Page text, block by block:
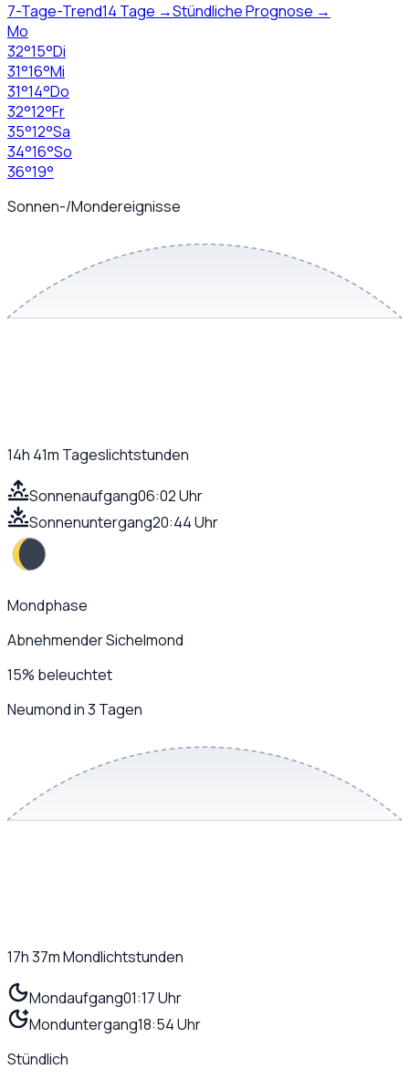
7-Tage-Trend14 Tage →Stündliche Prognose →
Mo
32°15°Di
31°16°Mi
31°14°Do
32°12°Fr
35°12°Sa
34°16°So
36°19°
Sonnen-/Mondereignisse
14h 41m Tageslichtstunden
Sonnenaufgang06:02 Uhr
Sonnenuntergang20:44 Uhr
Mondphase
Abnehmender Sichelmond
15% beleuchtet
Neumond in 3 Tagen
17h 37mMondlichtstunden
Mondaufgang01:17 Uhr
Monduntergang18:54 Uhr
Stündlich